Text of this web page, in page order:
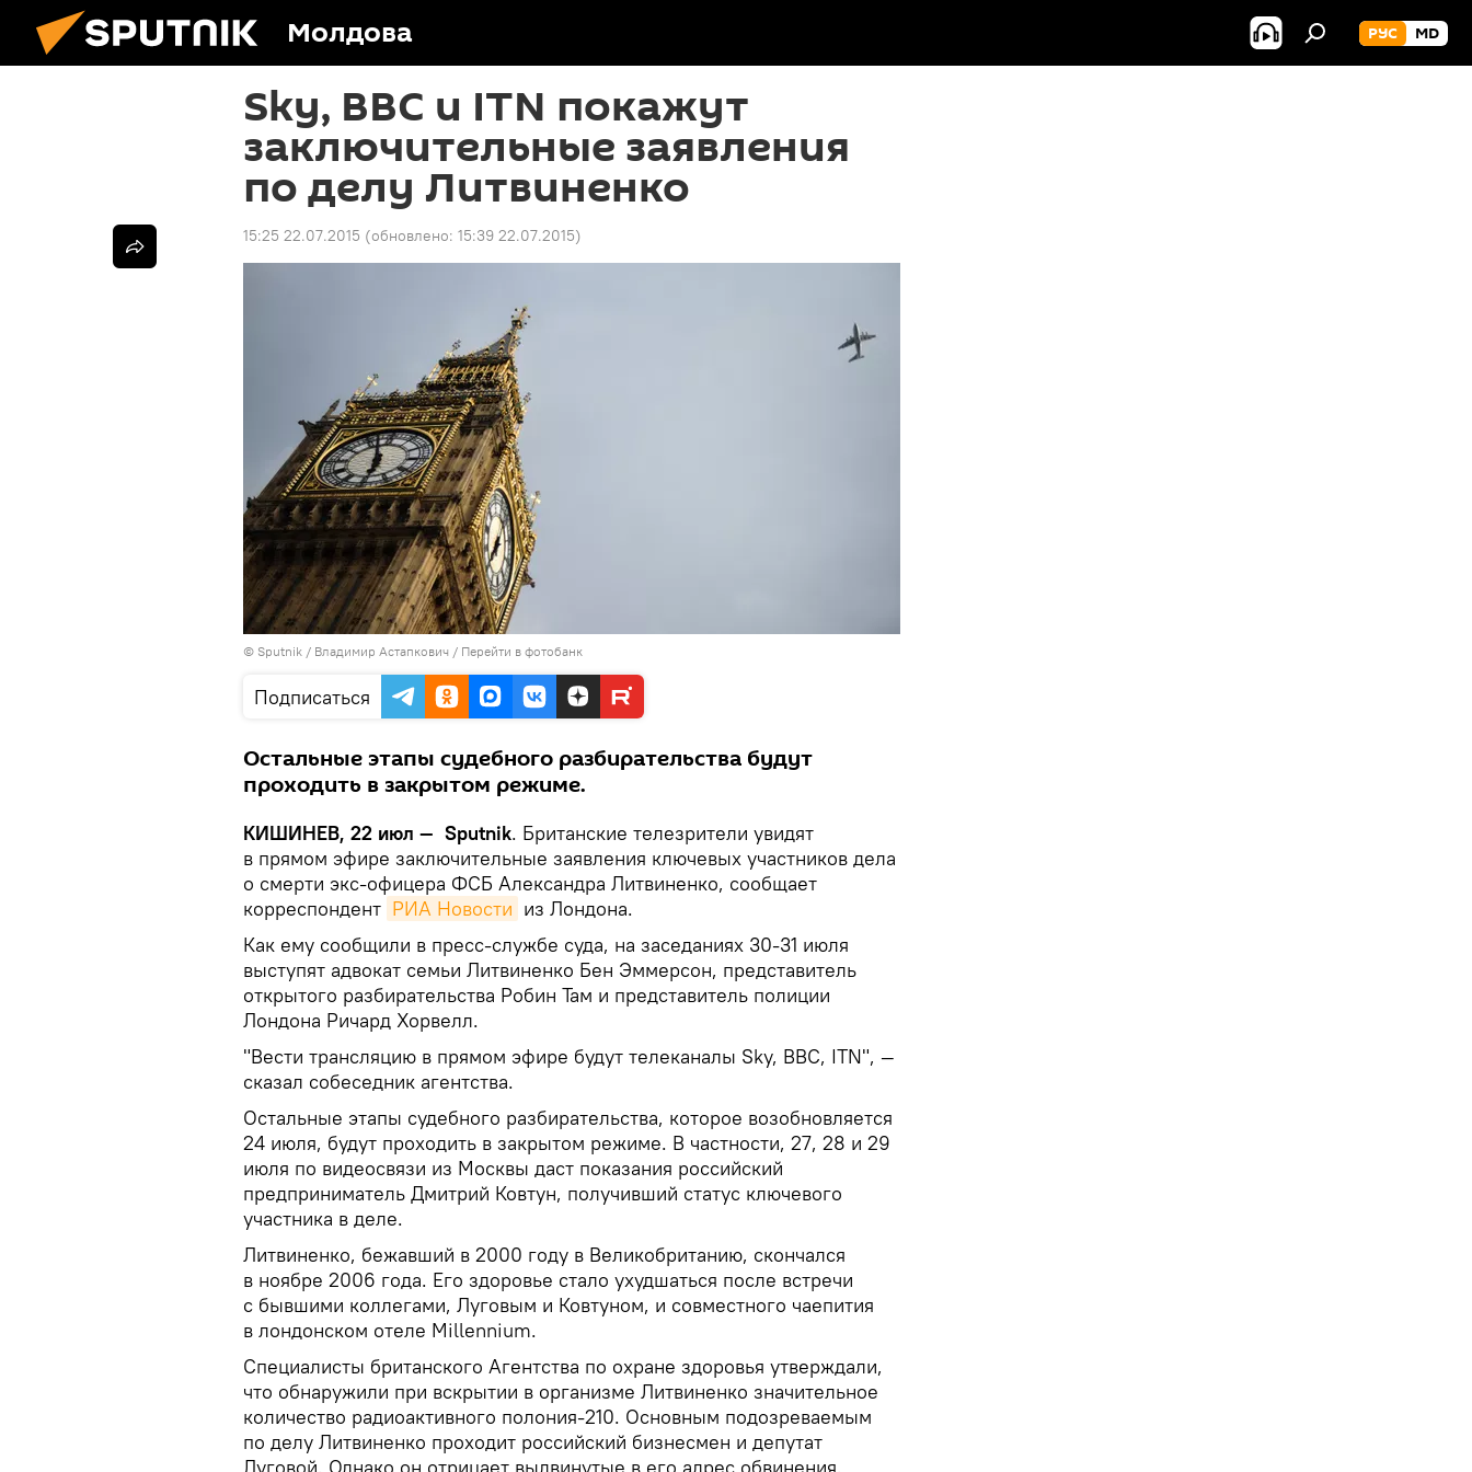
Молдова РУС MD
Sky, BBC и ITN покажут
заключительные заявления
по делу Литвиненко
15:25 22.07.2015 (обновлено: 15:39 22.07.2015)
© Sputnik / Владимир Астапкович / Перейти в фотобанк
Подписаться
Остальные этапы судебного разбирательства будут
проходить в закрытом режиме.
КИШИНЕВ, 22 июл — Sputnik. Британские телезрители увидят
в прямом эфире заключительные заявления ключевых участников дела
о смерти экс-офицера ФСБ Александра Литвиненко, сообщает
корреспондент РИА Новости из Лондона.
Как ему сообщили в пресс-службе суда, на заседаниях 30-31 июля
выступят адвокат семьи Литвиненко Бен Эммерсон, представитель
открытого разбирательства Робин Там и представитель полиции
Лондона Ричард Хорвелл.
"Вести трансляцию в прямом эфире будут телеканалы Sky, BBC, ITN", —
сказал собеседник агентства.
Остальные этапы судебного разбирательства, которое возобновляется
24 июля, будут проходить в закрытом режиме. В частности, 27, 28 и 29
июля по видеосвязи из Москвы даст показания российский
предприниматель Дмитрий Ковтун, получивший статус ключевого
участника в деле.
Литвиненко, бежавший в 2000 году в Великобританию, скончался
в ноябре 2006 года. Его здоровье стало ухудшаться после встречи
с бывшими коллегами, Луговым и Ковтуном, и совместного чаепития
в лондонском отеле Millennium.
Специалисты британского Агентства по охране здоровья утверждали,
что обнаружили при вскрытии в организме Литвиненко значительное
количество радиоактивного полония-210. Основным подозреваемым
по делу Литвиненко проходит российский бизнесмен и депутат